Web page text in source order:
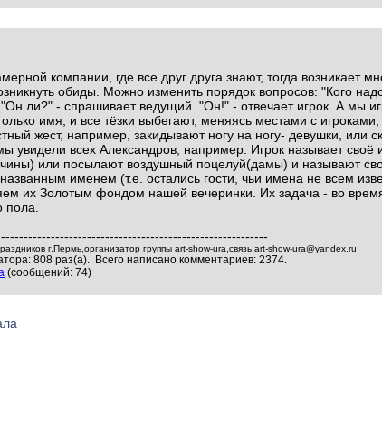
компании, где все друг друга знают, тогда возникает
обиды. Можно изменить порядок вопросов: "Кого
"Он ли?" - спрашивает ведущий. "Он!" - отвечает игрок. А мы
имя, и все тёзки выбегают, меняясь местами с
жест, например, закидывают ногу на ногу- девушки, или
увидели всех Александров, например. Игрок называет своё
или посылают воздушный поцелуй(дамы) и называют
названным именем (т.е. остались гости, чьи имена не всем
их Золотым фондом нашей вечеринки. Их задача - во время
пола.
г.Пермь,организатор группы art-show-ura,связь:art-show-ura@yandex.ru
808 раз(а). Всего написано комментариев: 2374.
(сообщений: 74)